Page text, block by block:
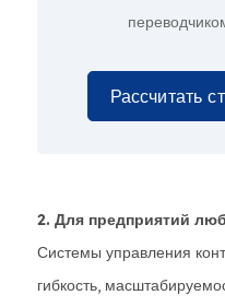
Рассчитать
2. Для предприятий
Системы управления
гибкость,